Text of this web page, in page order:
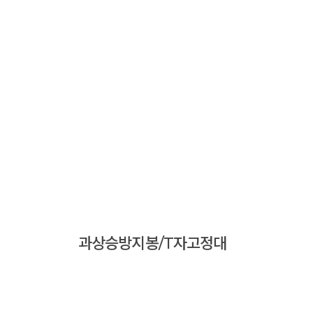
과상승방지봉/T자고정대